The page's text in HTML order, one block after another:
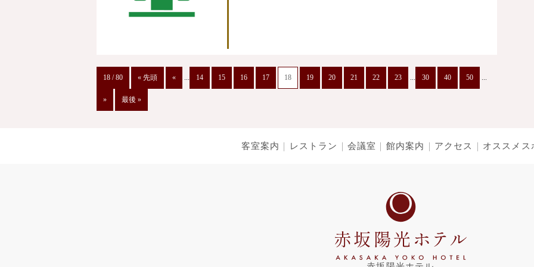
18 / 80 « 先頭 « ... 14 15 16 17 18 19 20 21 22 23 ... 30 40 50 ...
» 最後 »
客室案内 レストラン 会議室 館内案内 アクセス オススメス